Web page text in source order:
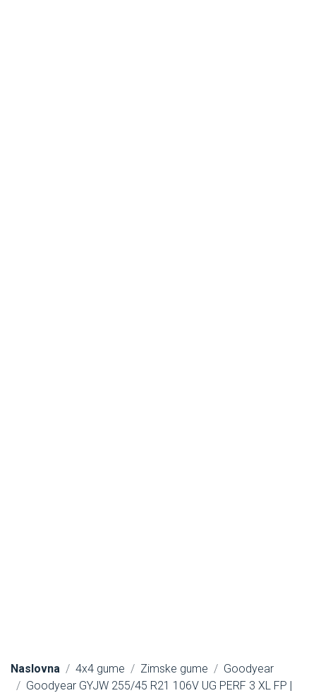
Naslovna 4x4 gume Zimske gume
Goodyear
Goodyear GYJW 255/45 R21 106V UG PERF 3 XL FP |